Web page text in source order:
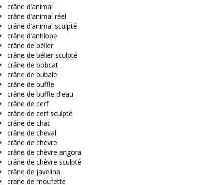
crâne d'animal
crâne d'animal réel
crâne d'animal sculpté
crâne d'antilope
crâne de bélier
crâne de bélier sculpté
crâne de bobcat
crâne de bubale
crâne de buffle
crâne de buffle d'eau
crâne de cerf
crâne de cerf sculpté
crâne de chat
crâne de cheval
crâne de chèvre
crâne de chèvre angora
crâne de chèvre sculpté
crâne de javelina
crane de moufette